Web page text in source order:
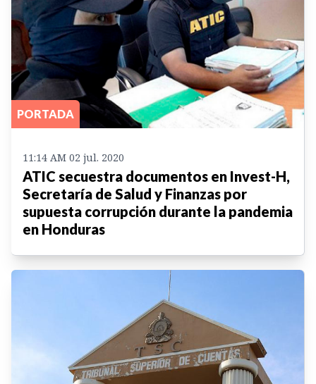
PORTADA
11:14 AM 02 jul. 2020
ATIC secuestra documentos en Invest-H,
Secretaría de Salud y Finanzas por
supuesta corrupción durante la pandemia
en Honduras